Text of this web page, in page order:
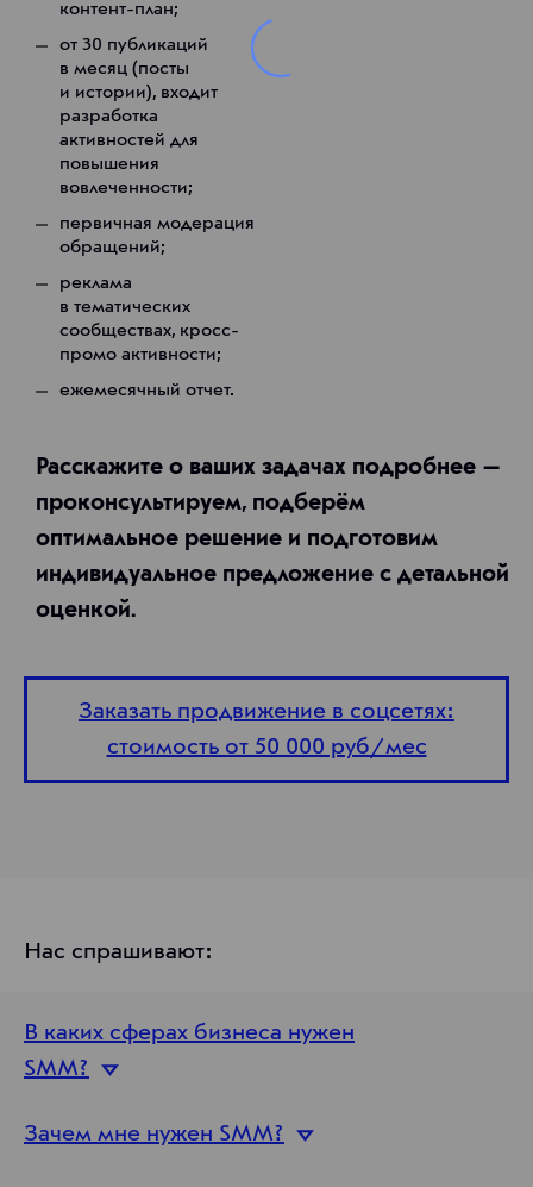
контент-план;
от 30 публикаций
в месяц (посты
и истории), входит
разработка
активностей для
повышения
вовлеченности;
первичная модерация
обращений;
реклама
в тематических
сообществах, кросс-
промо активности;
ежемесячный отчет.
Расскажите о ваших задачах подробнее —
проконсультируем, подберём
оптимальное решение и подготовим
индивидуальное предложение с детальной
оценкой.
Заказать продвижение в соцсетях:
стоимость от 50 000 руб/мес
Нас спрашивают:
В каких сферах бизнеса нужен
SMM?
Зачем мне нужен SMM?